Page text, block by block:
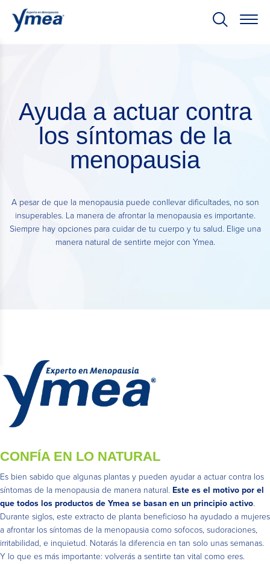
Ayuda a actuar contra
los síntomas de la
menopausia
A pesar de que la menopausia puede conllevar dificultades, no son
insuperables. La manera de afrontar la menopausia es importante.
Siempre hay opciones para cuidar de tu cuerpo y tu salud. Elige una
manera natural de sentirte mejor con Ymea.
CONFÍA EN LO NATURAL
Es bien sabido que algunas plantas y pueden ayudar a actuar contra los
síntomas de la menopausia de manera natural. Este es el motivo por el
que todos los productos de Ymea se basan en un principio activo.
Durante siglos, este extracto de planta beneficioso ha ayudado a mujeres
a afrontar los síntomas de la menopausia como sofocos, sudoraciones,
irritabilidad, e inquietud. Notarás la diferencia en tan solo unas semanas.
Y lo que es más importante: volverás a sentirte tan vital como eres.